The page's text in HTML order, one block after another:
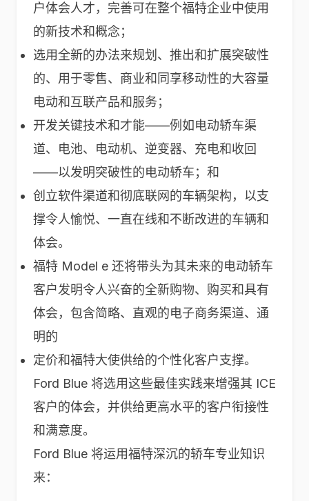
户体会人才，完善可在整个福特企业中使用
的新技术和概念；
选用全新的办法来规划、推出和扩展突破性
的、用于零售、商业和同享移动性的大容量
电动和互联产品和服务；
开发关键技术和才能——例如电动轿车渠
道、电池、电动机、逆变器、充电和收回
——以发明突破性的电动轿车；和
创立软件渠道和彻底联网的车辆架构，以支
撑令人愉悦、一直在线和不断改进的车辆和
体会。
福特 Model e 还将带头为其未来的电动轿车
客户发明令人兴奋的全新购物、购买和具有
体会，包含简略、直观的电子商务渠道、通
明的
定价和福特大使供给的个性化客户支撑。
Ford Blue 将选用这些最佳实践来增强其 ICE
客户的体会，并供给更高水平的客户衔接性
和满意度。
Ford Blue 将运用福特深沉的轿车专业知识
来：